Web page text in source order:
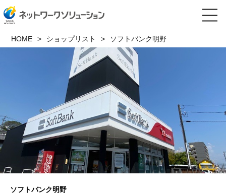
HOME ショップリスト ソフトバンク明野
ソフトバンク明野